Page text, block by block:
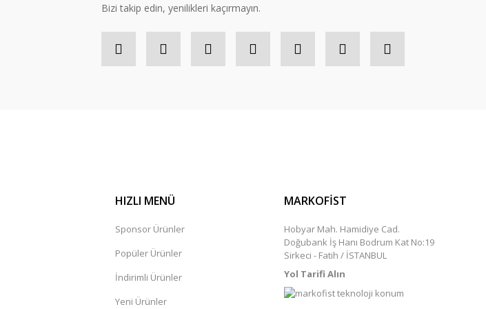
Bizi takip edin, yenilikleri kaçırmayın.
HIZLI MENÜ
Sponsor Ürünler
Popüler Ürünler
İndirimli Ürünler
Yeni Ürünler
MARKOFİST
Hobyar Mah. Hamidiye Cad.
Doğubank İş Hanı Bodrum Kat No:19
Sirkeci - Fatih / İSTANBUL
Yol Tarifi Alın